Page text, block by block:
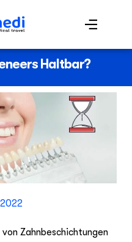
Haltbar?
Zahnbeschichtungen